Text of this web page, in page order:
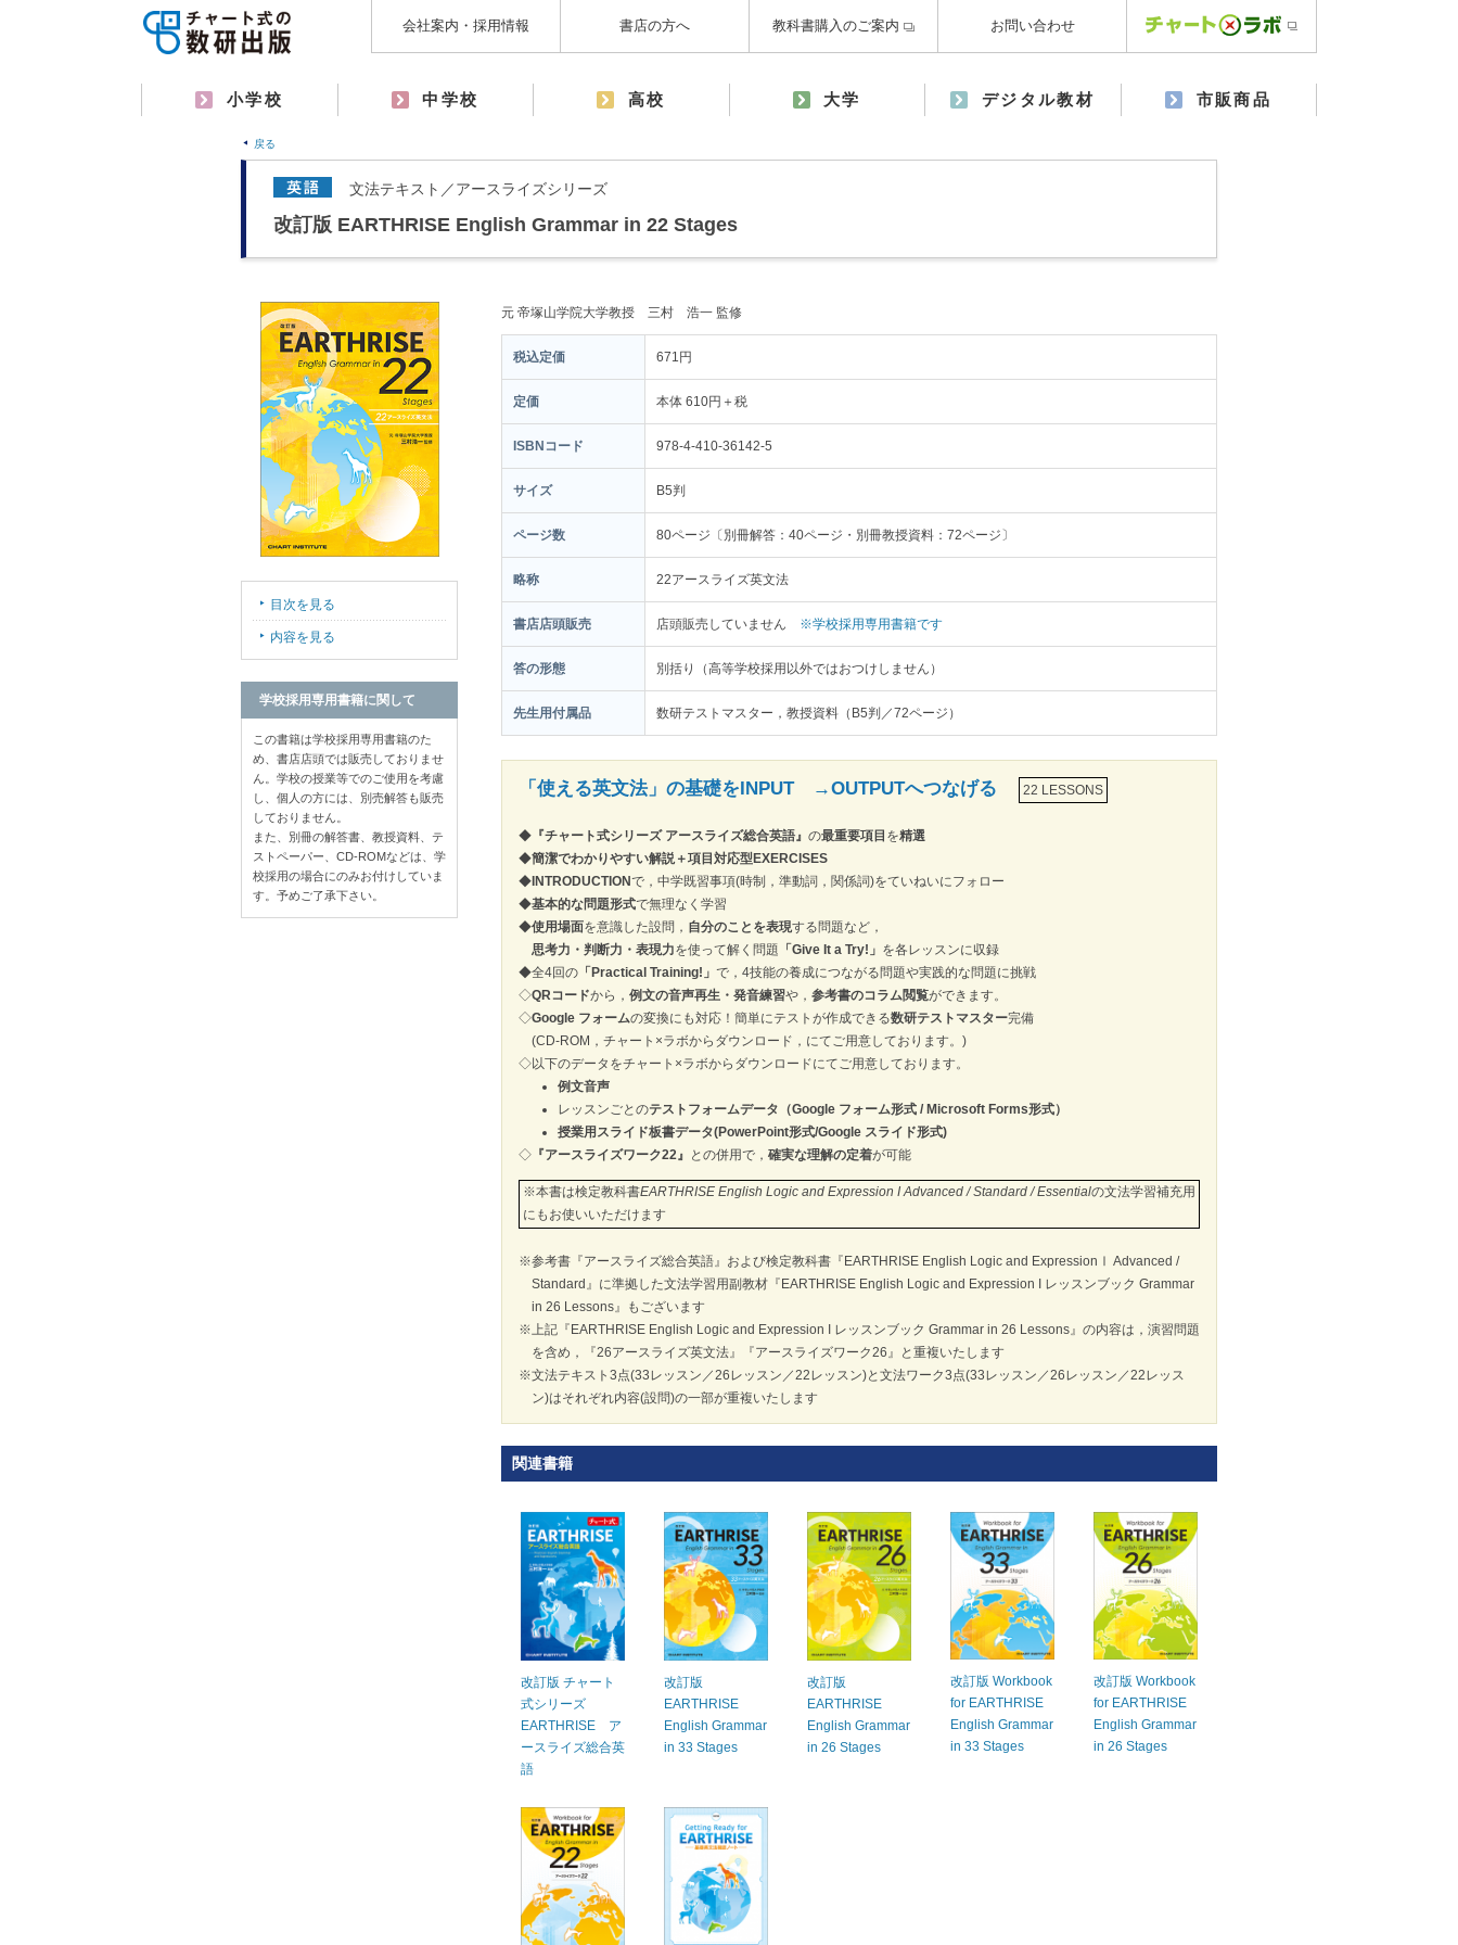
会社案内・採用情報 書店の方へ 教科書購入のご案内 お問い合わせ
小学校 中学校 高校 大学 デジタル教材 市販商品
戻る
文法テキスト／アースライズシリーズ
改訂版 EARTHRISE English Grammar in 22 Stages
元 帝塚山学院大学教授 三村 浩一 監修
税込定価 671円
定価 本体 610円＋税
ISBNコード 978-4-410-36142-5
サイズ B5判
ページ数 80ページ〔別冊解答：40ページ・別冊教授資料：72ページ〕
略称 22アースライズ英文法
書店店頭販売 店頭販売していません ※学校採用専用書籍です
答の形態 別括り（高等学校採用以外ではおつけしません）
先生用付属品 数研テストマスター，教授資料（B5判／72ページ）
「使える英文法」の基礎をINPUT →OUTPUTへつなげる 22 LESSONS
◆ 『チャート式シリーズ アースライズ総合英語』 の最重要項目 を精選
◆簡潔でわかりやすい解説＋項目対応型EXERCISES
◆ INTRODUCTIONで，中学既習事項(時制，準動詞，関係詞)をていねいにフォロー
◆基本的な問題形式で無理なく学習
◆使用場面を意識した設問， 自分のことを表現する問題など，
思考力・判断力・表現力を使って解く問題 「Give It a Try!」 を各レッスンに収録
◆全4回の 「Practical Training!」 で，4技能の養成につながる問題や実践的な問題に挑戦
◇QRコードから， 例文の音声再生・発音練習や， 参考書のコラム閲覧ができます。
◇Google フォームの変換にも対応！簡単にテストが作成できる数研テストマスター完備
(CD-ROM，チャート×ラボからダウンロード，にてご用意しております。)
◇以下のデータをチャート×ラボからダウンロードにてご用意しております。
例文音声
レッスンごとのテストフォームデータ（Google フォーム形式 / Microsoft Forms形式）
授業用スライド板書データ(PowerPoint形式/Google スライド形式)
◇ 『アースライズワーク22』 との併用で， 確実な理解の定着が可能
※本書は検定教科書EARTHRISE English Logic and Expression I Advanced / Standard / Essentialの文法学習補充用
にもお使いいただけます
※参考書『アースライズ総合英語』および検定教科書『EARTHRISE English Logic and ExpressionⅠ Advanced /
Standard』に準拠した文法学習用副教材『EARTHRISE English Logic and Expression I レッスンブック Grammar
in 26 Lessons』もございます
※上記『EARTHRISE English Logic and Expression I レッスンブック Grammar in 26 Lessons』の内容は，演習問題
を含め，『26アースライズ英文法』『アースライズワーク26』と重複いたします
※文法テキスト3点(33レッスン／26レッスン／22レッスン)と文法ワーク3点(33レッスン／26レッスン／22レッス
ン)はそれぞれ内容(設問)の一部が重複いたします
関連書籍
改訂版 チャート
式シリーズ
EARTHRISE ア
ースライズ総合英
語
改訂版
EARTHRISE
English Grammar
in 33 Stages
改訂版
EARTHRISE
English Grammar
in 26 Stages
改訂版 Workbook
for EARTHRISE
English Grammar
in 33 Stages
改訂版 Workbook
for EARTHRISE
English Grammar
in 26 Stages
目次を見る
内容を見る
学校採用専用書籍に関して
この書籍は学校採用専用書籍のた
め、書店店頭では販売しておりませ
ん。学校の授業等でのご使用を考慮
し、個人の方には、別売解答も販売
しておりません。
また、別冊の解答書、教授資料、テ
ストペーパー、CD-ROMなどは、学
校採用の場合にのみお付けしていま
す。予めご了承下さい。